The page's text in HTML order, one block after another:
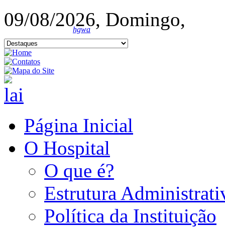
09/08/2026, Domingo,
hgwa
Página Inicial
O Hospital
O que é?
Estrutura
Política da Instituição